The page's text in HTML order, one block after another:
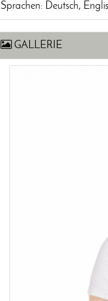
Sprachen: Deutsch,
GALLERIE